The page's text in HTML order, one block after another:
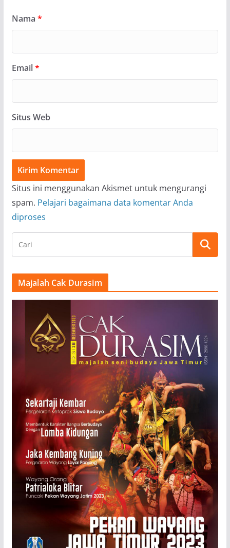
Nama *
Email*
Situs Web
Situs ini menggunakan Akismet untuk mengurangi
spam. Pelajari bagaimana data komentar Anda
diproses
Majalah Cak Durasim